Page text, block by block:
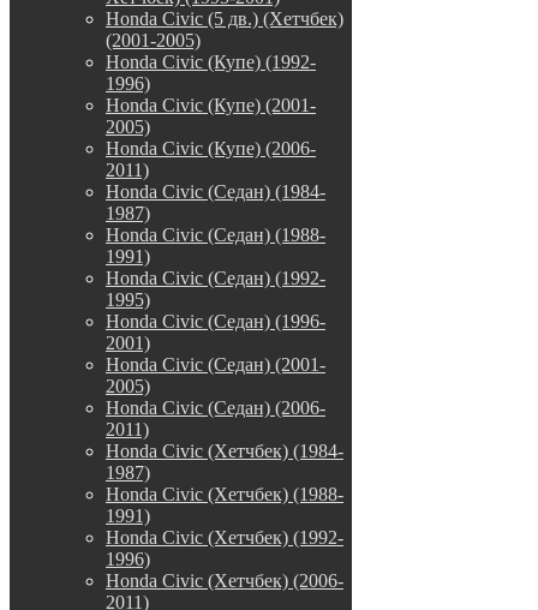
Honda Civic (5 дв.) (Хетчбек)
(2001-2005)
Honda Civic (Купе) (1992-
1996)
Honda Civic (Купе) (2001-
2005)
Honda Civic (Купе) (2006-
2011)
Honda Civic (Седан) (1984-
1987)
Honda Civic (Седан) (1988-
1991)
Honda Civic (Седан) (1992-
1995)
Honda Civic (Седан) (1996-
2001)
Honda Civic (Седан) (2001-
2005)
Honda Civic (Седан) (2006-
2011)
Honda Civic (Хетчбек) (1984-
1987)
Honda Civic (Хетчбек) (1988-
1991)
Honda Civic (Хетчбек) (1992-
1996)
Honda Civic (Хетчбек) (2006-
2011)